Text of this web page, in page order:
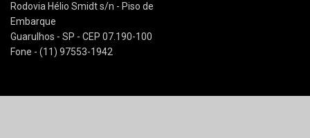
Rodovia Hélio Smidt s/n - Piso de
Embarque
Guarulhos - SP - CEP 07.190-100
Fone - (11) 97553-1942